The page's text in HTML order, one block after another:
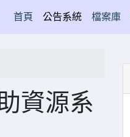
首頁(current)
公告系統 檔案庫
資源系